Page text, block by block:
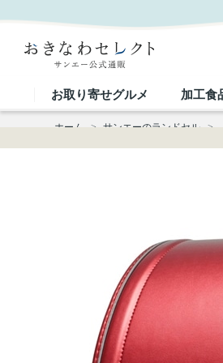
お取り寄せグルメ 加工食
ホーム > サンエーのランドセル >